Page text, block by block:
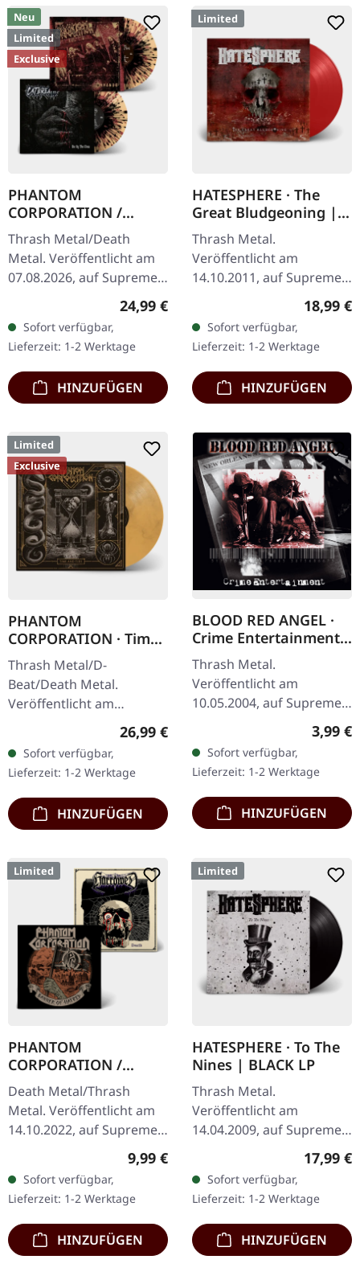
Neu
Limited
Exclusive
PHANTOM
CORPORATION /
CATBREATH ·
Commando / Die By
The Claw |
ORANGE/BLACK/RED
Thrash Metal/Death
Metal. Veröffentlicht am
07.08.2026, auf Supreme
Chaos Records. Oranges
Vinyl mit schwarzen und
roten Splattern im
schweren…
Regulärer Preis:
24,99 €
Sofort verfügbar,
Lieferzeit: 1-2 Werktage
HINZUFÜGEN
Limited
HATESPHERE · The
Great Bludgeoning |
TRANSPARENT RED LP
Thrash Metal.
Veröffentlicht am
14.10.2011, auf Supreme
Transparent rotes Vinyl
im Gatefold-Cover,
nummeriert, limitiert auf
400…
18,99 €
Sofort verfügbar,
Lieferzeit: 1-2 Werktage
HINZUFÜGEN
Limited
Exclusive
PHANTOM
CORPORATION · Time
And Tide | ORANGE
MARBLED LP
Thrash Metal/D-
Beat/Death Metal.
Veröffentlicht am
12.12.2025, auf Supreme
Chaos Records. Orange
marmoriertes Vinyl mit
Insert. Limitiert auf 150…
Regulärer Preis:
26,99 €
Sofort verfügbar,
Lieferzeit: 1-2 Werktage
HINZUFÜGEN
BLOOD RED ANGEL ·
Crime Entertainment |
CD
Thrash Metal.
Veröffentlicht am
10.05.2004, auf Supreme
Chaos Records. CD im
Jewelcase mit Booklet.
Das dritte Album der
Rhine Area Thrasher
bietet…
3,99 €
Sofort verfügbar,
Lieferzeit: 1-2 Werktage
HINZUFÜGEN
Limited
PHANTOM
CORPORATION /
HARROWED · Split |
DIGIPAK CD
Death Metal/Thrash
Metal. Veröffentlicht am
14.10.2022, auf Supreme
Chaos Records. Wende-
DigiPak mit je einer Band
auf einer Seite und 8-
seitigem…
Regulärer Preis:
9,99 €
Sofort verfügbar,
Lieferzeit: 1-2 Werktage
HINZUFÜGEN
Limited
HATESPHERE · To The
Nines | BLACK LP
Thrash Metal.
Veröffentlicht am
14.04.2009, auf Supreme
Chaos Records. Das neue,
intensive und kraftvolle
Album der dänischen
Thrash Metal Könige ist…
17,99 €
Sofort verfügbar,
Lieferzeit: 1-2 Werktage
HINZUFÜGEN